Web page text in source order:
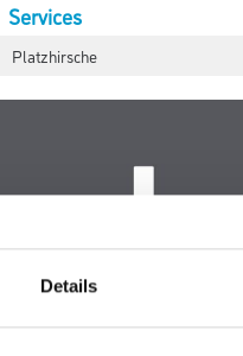
Details
Services
Platzhirsche